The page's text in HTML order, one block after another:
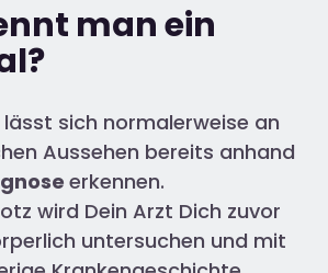
man ein
lässt sich normalerweise an
Aussehen bereits anhand
erkennen.
wird Dein Arzt Dich zuvor
untersuchen und mit